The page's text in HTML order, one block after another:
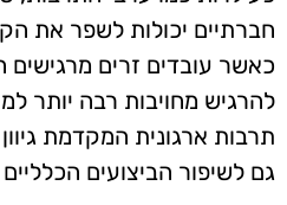
חברתיים יכולות לשפר את
כאשר עובדים זרים מרגישים
להרגיש מחויבות רבה יותר
תרבות ארגונית המקדמת
גם לשיפור הביצועים